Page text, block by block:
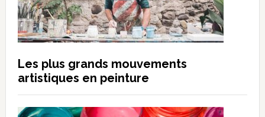
Les plus grands mouvements
artistiques en peinture